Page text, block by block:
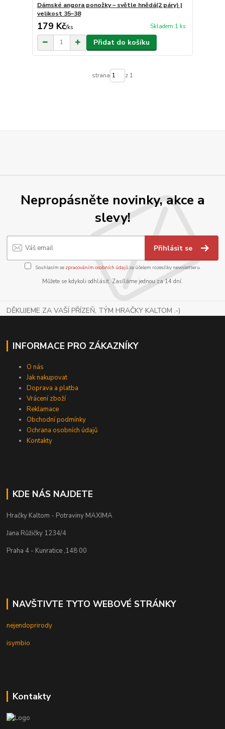
Dámské angora ponožky – světle hnědá(2 páry) |
velikost 35–38
179 Kč/ks Skladem 1 ks
Přidat do košíku
strana z 1
Nepropásněte novinky, akce a
slevy!
Přihlásit se
Souhlasím se zpracováním osobních údajůza účelem rozesílky newsletteru.
Můžete se kdykoli odhlásit. Zasíláme jednou za 14 dní.
DĚKUJEME ZA VAŠÍ PŘÍZEŇ, TÝM HRAČKY KALTOM .-)
INFORMACE PRO ZÁKAZNÍKY
O nás
Jak nakupovat
Doprava a platba
Vrácení zboží
Reklamace
Obchodní podmínky
Ochrana osobních údajů
Kontakty
KDE NÁS NAJDETE
Hračky Kaltom - Potraviny MAXIMA
Jana Růžičky 1234/4
Praha 4 - Kunratice ,148 00
NAVŠTIVTE TYTO WEBOVÉ STRÁNKY
nejendoprirody
isymbio
Kontakty